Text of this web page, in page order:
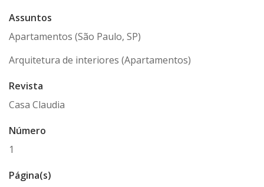
Assuntos
Apartamentos (São Paulo, SP)
Arquitetura de interiores (Apartamentos)
Revista
Casa Claudia
Número
1
Página(s)